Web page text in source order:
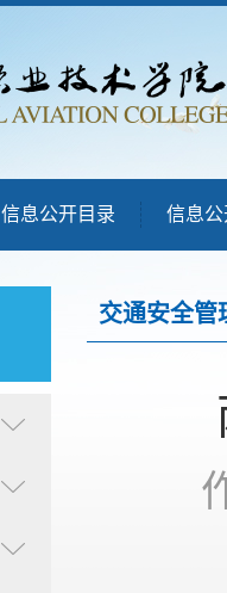
信息公开目录 信息
交通安全管